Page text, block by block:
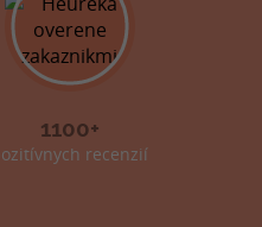
1100+
recenzií